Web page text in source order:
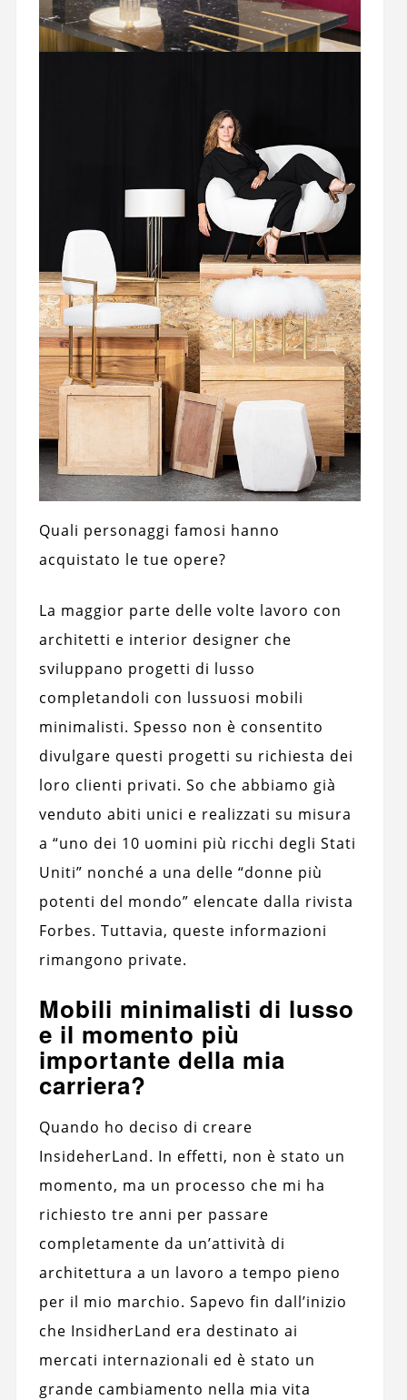
Quali personaggi famosi hanno
acquistato le tue opere?
La maggior parte delle volte lavoro con
architetti e interior designer che
sviluppano progetti di lusso
completandoli con lussuosi mobili
minimalisti. Spesso non è consentito
divulgare questi progetti su richiesta dei
loro clienti privati. So che abbiamo già
venduto abiti unici e realizzati su misura
a “uno dei 10 uomini più ricchi degli Stati
Uniti” nonché a una delle “donne più
potenti del mondo” elencate dalla rivista
Forbes. Tuttavia, queste informazioni
rimangono private.
Mobili minimalisti di lusso
e il momento più
importante della mia
carriera?
Quando ho deciso di creare
InsideherLand. In effetti, non è stato un
momento, ma un processo che mi ha
richiesto tre anni per passare
completamente da un’attività di
architettura a un lavoro a tempo pieno
per il mio marchio. Sapevo fin dall’inizio
che InsidherLand era destinato ai
mercati internazionali ed è stato un
grande cambiamento nella mia vita